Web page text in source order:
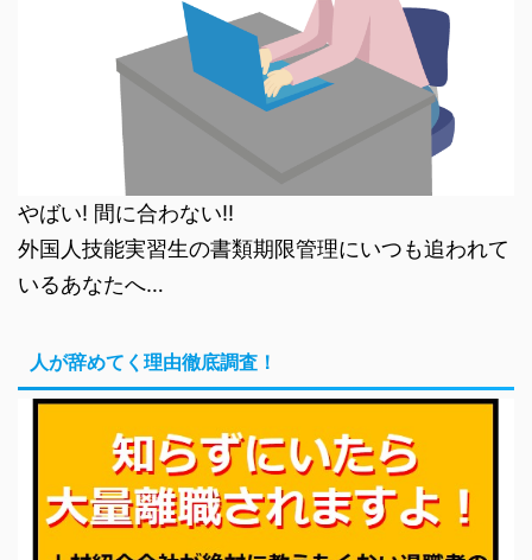
やばい! 間に合わない!!
外国人技能実習生の書類期限管理にいつも追われて
いるあなたへ…
人が辞めてく理由徹底調査！